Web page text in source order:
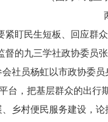
紧盯民生短板、回应群
督的九三学社政协委员
社员杨虹以市政协委
台，把基层群众的出行
乡村便民服务建设，